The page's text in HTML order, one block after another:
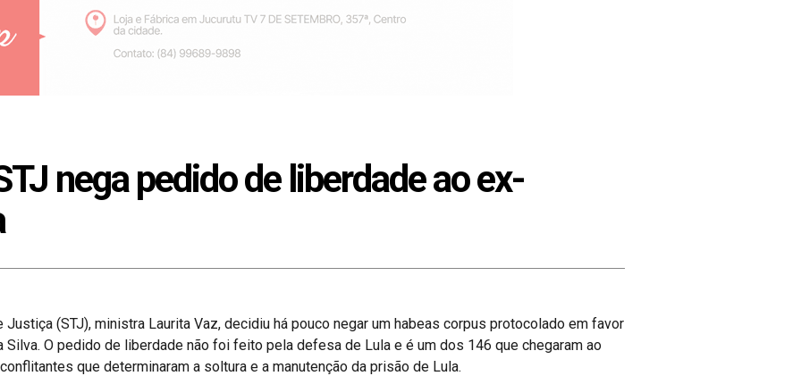
nega pedido de liberdade ao ex-
(STJ), ministra Laurita Vaz, decidiu há pouco negar um habeas corpus protocolado em favor
O pedido de liberdade não foi feito pela defesa de Lula e é um dos 146 que chegaram ao
que determinaram a soltura e a manutenção da prisão de Lula.